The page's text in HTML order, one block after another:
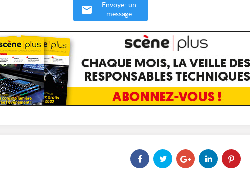
Envoyer un
message